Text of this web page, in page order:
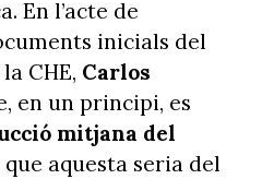
En l’acte de
inicials del
CHE, Carlos
en un principi, es
mitjana del
aquesta seria del